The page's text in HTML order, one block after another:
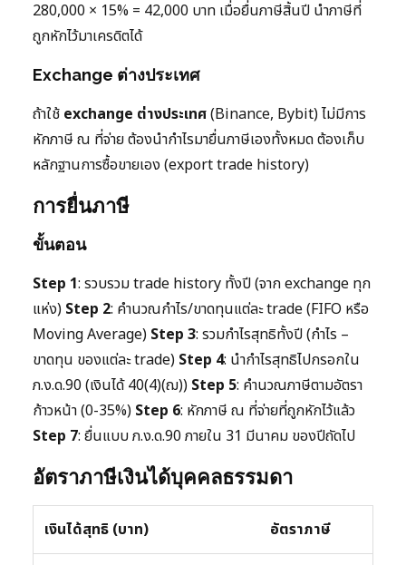
280,000 × 15% = 42,000 บาท เมื่อยื่นภาษีสิ้นปี นำภาษีที่
ถูกหักไว้มาเครดิตได้
Exchange ต่างประเทศ
ถ้าใช้ exchange ต่างประเทศ(Binance, Bybit) ไม่มีการ
หักภาษี ณ ที่จ่าย ต้องนำกำไรมายื่นภาษีเองทั้งหมด ต้องเก็บ
หลักฐานการซื้อขายเอง (export trade history)
การยื่นภาษี
ขั้นตอน
Step 1: รวบรวม trade history ทั้งปี (จาก exchange ทุก
แห่ง) Step 2: คำนวณกำไร/ขาดทุนแต่ละ trade (FIFO หรือ
Moving Average) Step 3: รวมกำไรสุทธิทั้งปี (กำไร –
ขาดทุน ของแต่ละ trade) Step 4: นำกำไรสุทธิไปกรอกใน
ภ.ง.ด.90 (เงินได้ 40(4)(ฌ)) Step 5: คำนวณภาษีตามอัตรา
ก้าวหน้า (0-35%) Step 6: หักภาษี ณ ที่จ่ายที่ถูกหักไว้แล้ว
Step 7: ยื่นแบบ ภ.ง.ด.90 ภายใน 31 มีนาคม ของปีถัดไป
อัตราภาษีเงินได้บุคคลธรรมดา
เงินได้สุทธิ (บาท) อัตราภาษี